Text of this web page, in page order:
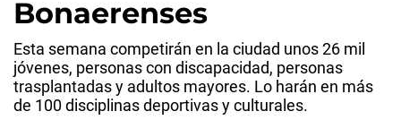
Bonaerenses
Esta semana competirán en la ciudad unos 26 mil
jóvenes, personas con discapacidad, personas
trasplantadas y adultos mayores. Lo harán en más
de 100 disciplinas deportivas y culturales.